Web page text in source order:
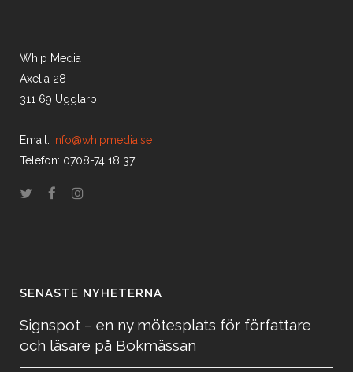
Whip Media
Axelia 28
311 69 Ugglarp
Email: info@whipmedia.se
Telefon: 0708-74 18 37
SENASTE NYHETERNA
Signspot – en ny mötesplats för författare
och läsare på Bokmässan